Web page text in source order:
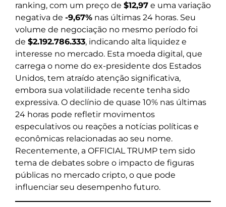
ranking, com um preço de $12,97 e uma variação
negativa de -9,67% nas últimas 24 horas. Seu
volume de negociação no mesmo período foi
de $2.192.786.333, indicando alta liquidez e
interesse no mercado. Esta moeda digital, que
carrega o nome do ex-presidente dos Estados
Unidos, tem atraído atenção significativa,
embora sua volatilidade recente tenha sido
expressiva. O declínio de quase 10% nas últimas
24 horas pode refletir movimentos
especulativos ou reações a notícias políticas e
econômicas relacionadas ao seu nome.
Recentemente, a OFFICIAL TRUMP tem sido
tema de debates sobre o impacto de figuras
públicas no mercado cripto, o que pode
influenciar seu desempenho futuro.